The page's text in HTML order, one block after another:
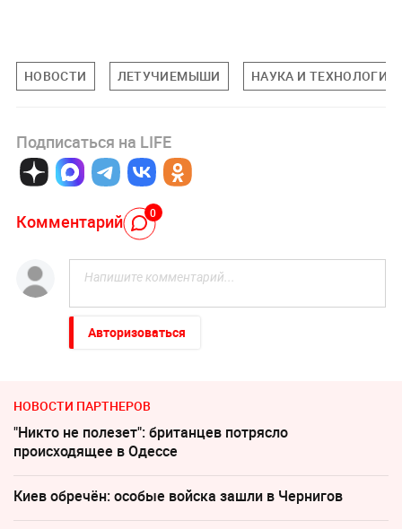
НОВОСТИ ЛЕТУЧИЕМЫШИ НАУКА И ТЕХНОЛОГИИ
Подписаться на LIFE
Комментарий 0
Авторизоваться
НОВОСТИ ПАРТНЕРОВ
"Никто не полезет": британцев потрясло
происходящее в Одессе
Киев обречён: особые войска зашли в Чернигов